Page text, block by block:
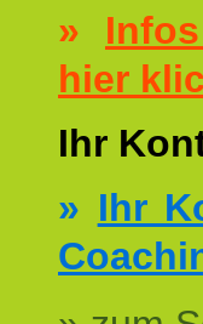
»
hier
Ihr
» Ihr